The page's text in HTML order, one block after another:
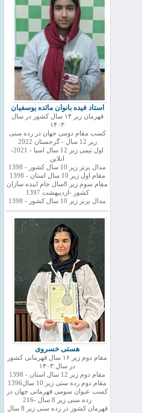
استاد فیده بانوان مائده یوسفیان
قهرمان زیر ۱۴ سال کشور در سال
۱۴۰۳
کسب مقام دومی جهان در رده سنی
زیر 12 سال - گرجستان 2022
اول تیمی زیر 12 سال اسیا - 2021-
انلاین
مدال برنز زیر 10 سال کشور - 1398
مقام اول زیر 10 سال استان - 1398
مقام سوم زیر 8سال جام اینده سازان
کشور -اردیبهشت 1397
مدال برنز زیر 10 سال کشور - 1398
هستی خسروی
مقام دوم زیر ۱۶ سال قهرمانی کشور
در سال ۱۴۰۳
مقام دوم زیر 12 سال استان - 1398
مقام دوم رده سنی زیر 10 سال1396
کسب عنوان سومی قهرمانی جهان در
رده سنی زیر 8 سال -216
قهرمان کشور در رده سنی زیر 8 سال